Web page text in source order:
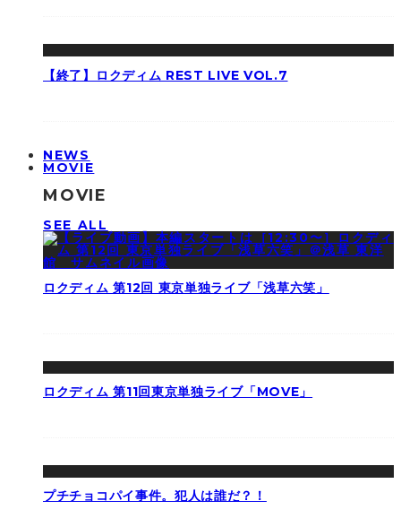
【終了】ロクディム REST LIVE VOL.7
NEWS
MOVIE
MOVIE
SEE ALL
ロクディム 第12回 東京単独ライブ「浅草六笑」
ロクディム 第11回東京単独ライブ「MOVE」
プチチョコパイ事件。犯人は誰だ？！